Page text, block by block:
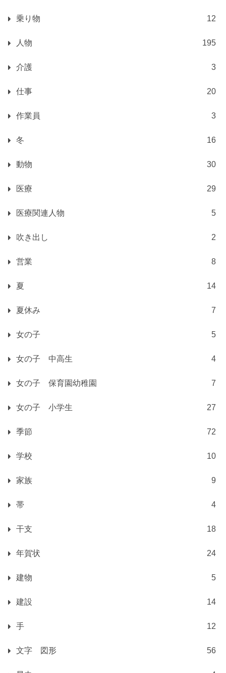
乗り物 12
人物 195
介護 3
仕事 20
作業員 3
冬 16
動物 30
医療 29
医療関連人物 5
吹き出し 2
営業 8
夏 14
夏休み 7
女の子 5
女の子 中高生 4
女の子 保育園幼稚園 7
女の子 小学生 27
季節 72
学校 10
家族 9
帯 4
干支 18
年賀状 24
建物 5
建設 14
手 12
文字 図形 56